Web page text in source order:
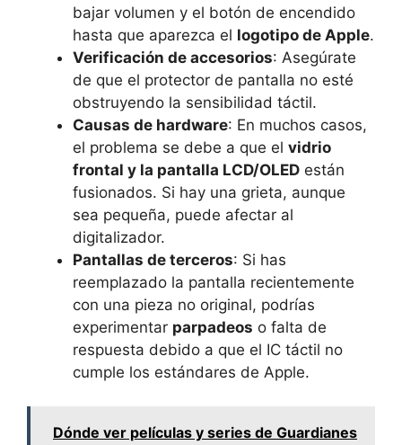
bajar volumen y el botón de encendido
hasta que aparezca el logotipo de Apple.
Verificación de accesorios: Asegúrate
de que el protector de pantalla no esté
obstruyendo la sensibilidad táctil.
Causas de hardware: En muchos casos,
el problema se debe a que el vidrio
frontal y la pantalla LCD/OLED están
fusionados. Si hay una grieta, aunque
sea pequeña, puede afectar al
digitalizador.
Pantallas de terceros: Si has
reemplazado la pantalla recientemente
con una pieza no original, podrías
experimentar parpadeos o falta de
respuesta debido a que el IC táctil no
cumple los estándares de Apple.
Dónde ver películas y series de Guardianes